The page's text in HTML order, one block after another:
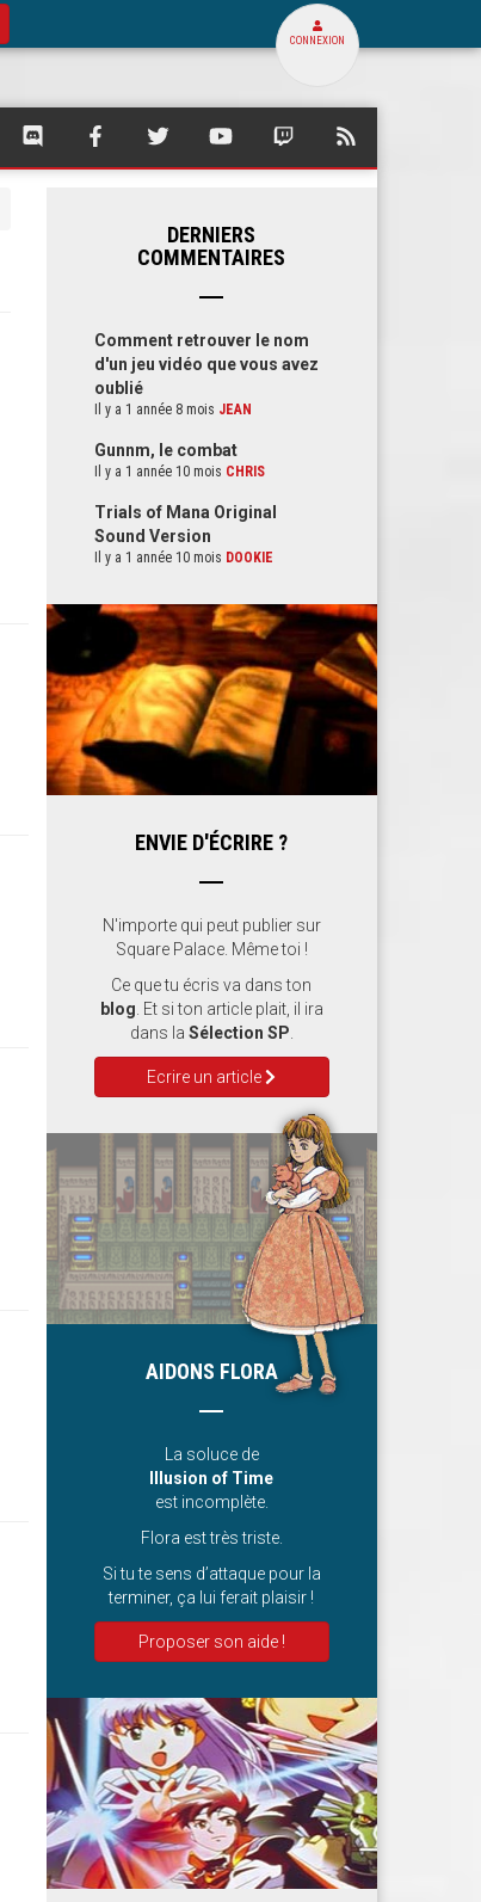
CONNEXION
SQUARE
SQUARE SQUARE SQUARE SQUARE
DERNIERS
COMMENTAIRES
Comment retrouver le nom
d'un jeu vidéo que vous avez
oublié
Il y a 1 année 8 mois JEAN
Gunnm, le combat
Il y a 1 année 10 mois CHRIS
Trials of Mana Original
Sound Version
Il y a 1 année 10 mois DOOKIE
ENVIE D'ÉCRIRE ?
N'importe qui peut publier sur
Square Palace. Même toi !
Ce que tu écris va dans ton
blog . Et si ton article plait, il ira
dans la Sélection SP
Ecrire un article
AIDONS FLORA
La soluce de
Illusion of Time
est incomplète.
Flora est très triste.
Si tu te sens d’attaque pour la
terminer, ça lui ferait plaisir !
Proposer son aide !